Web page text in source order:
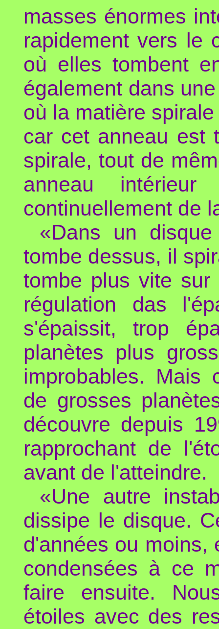
masses énormes
rapidement vers le
où elles tombent
également dans
où la matière
car cet anneau est
spirale, tout de
anneau
continuellement de
«Dans un
tombe dessus, il
tombe plus vite
régulation das
s'épaissit, trop
planètes plus
improbables. Mais
de grosses
découvre depuis
rapprochant de
avant de l'atteindre.
«Une autre
dissipe le disque.
d'années ou moins,
condensées à ce
faire ensuite.
étoiles avec des